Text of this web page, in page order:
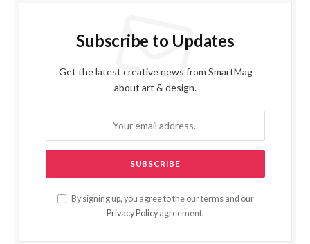
Subscribe to Updates
Get the latest creative news from SmartMag
about art & design.
By signing up, you agree to the our terms and our
Privacy Policy agreement.